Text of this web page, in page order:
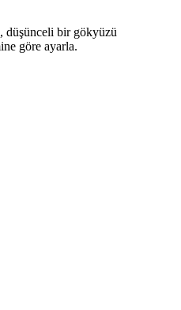
düşünceli bir gökyüzü
göre ayarla.